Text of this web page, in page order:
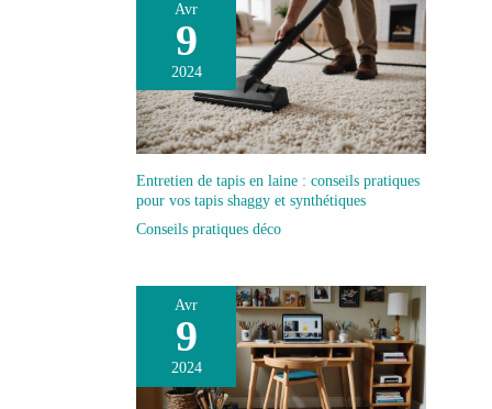
Avr
9
2024
Entretien de tapis en laine : conseils pratiques
pour vos tapis shaggy et synthétiques
Conseils pratiques déco
Avr
9
2024